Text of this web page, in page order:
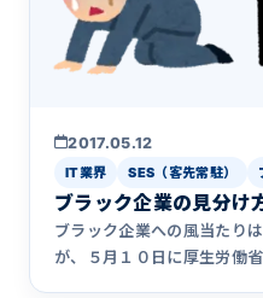
2017.05.12
IT業界 SES（客先常駐）
ブラック企業の見分け
ブラック企業への風当たり
が、５月１０日に厚生労働